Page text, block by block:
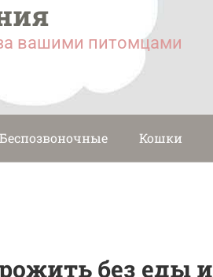
вашими питомцами
Беспозвоночные Кошки
без еды и